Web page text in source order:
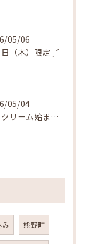
05/06
（木）限定 ˎˊ˗
05/04
ソフトクリーム始まりました ˎˊ˗
み 熊野町